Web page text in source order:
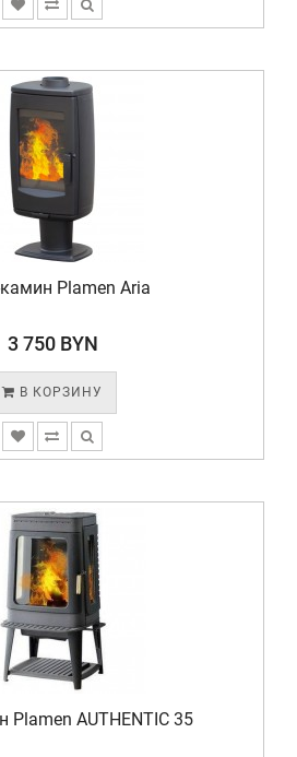
Plamen Aria
3 750 BYN
В КОРЗИНУ
Plamen AUTHENTIC 35